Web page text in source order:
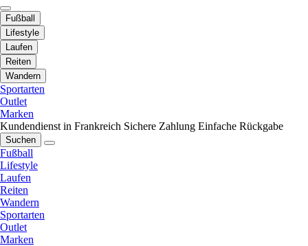
Fußball
Lifestyle
Laufen
Reiten
Wandern
Sportarten
Outlet
Marken
Kundendienst in Frankreich Sichere Zahlung Einfache Rückgabe
Suchen
Fußball
Lifestyle
Laufen
Reiten
Wandern
Sportarten
Outlet
Marken